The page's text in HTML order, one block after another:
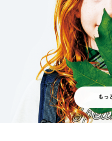
もっ